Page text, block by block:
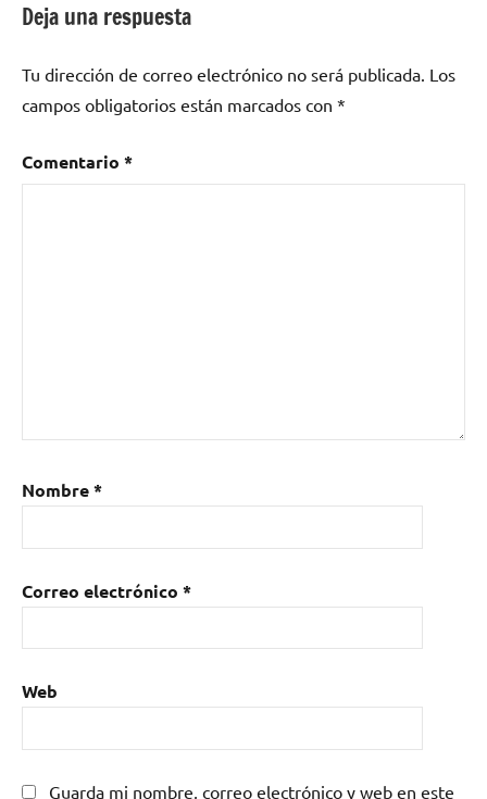
Deja una respuesta
Tu dirección de correo electrónico no será publicada. Los
campos obligatorios están marcados con *
Comentario *
Nombre*
Correo electrónico *
Web
Guarda mi nombre, correo electrónico y web en este